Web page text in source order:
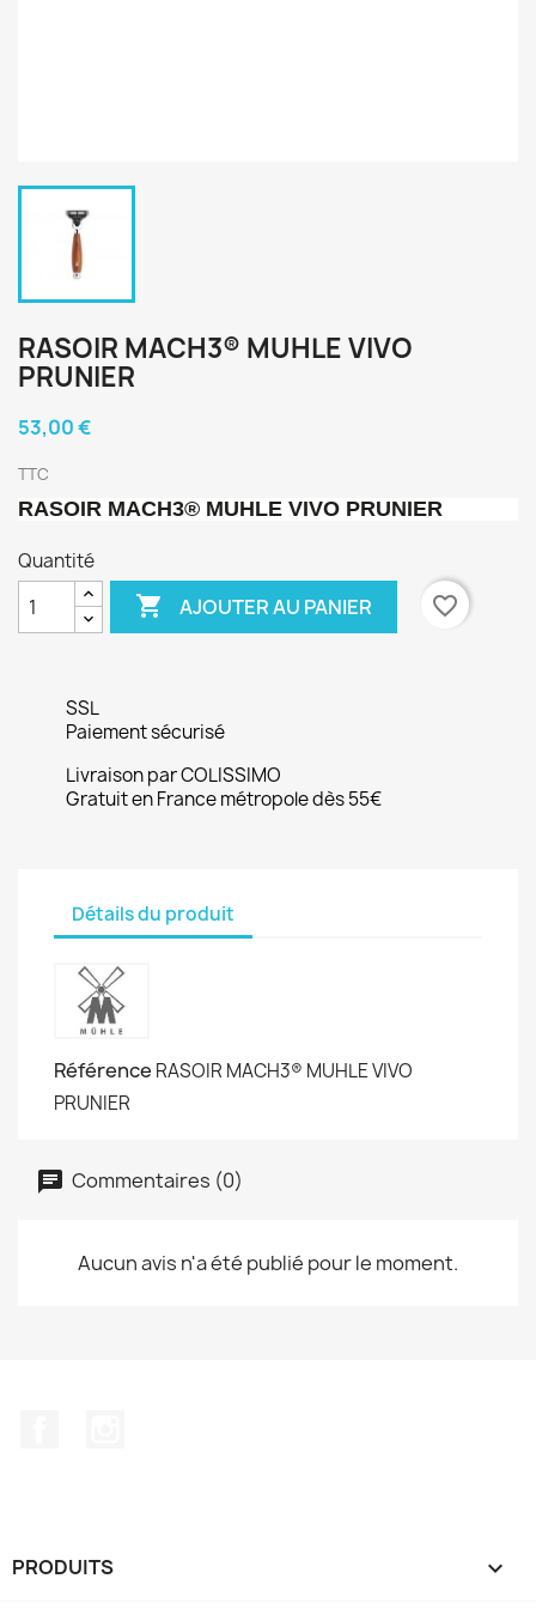
RASOIR MACH3® MUHLE VIVO
PRUNIER
53,00 €
TTC
RASOIR MACH3® MUHLE VIVO PRUNIER
Quantité
 AJOUTER AU PANIER favorite_border
SSL
Paiement sécurisé
Livraison par COLISSIMO
Gratuit en France métropole dès 55€
Détails du produit
Référence RASOIR MACH3® MUHLE VIVO
PRUNIER
Commentaires (0)
Aucun avis n'a été publié pour le moment.
PRODUITS 